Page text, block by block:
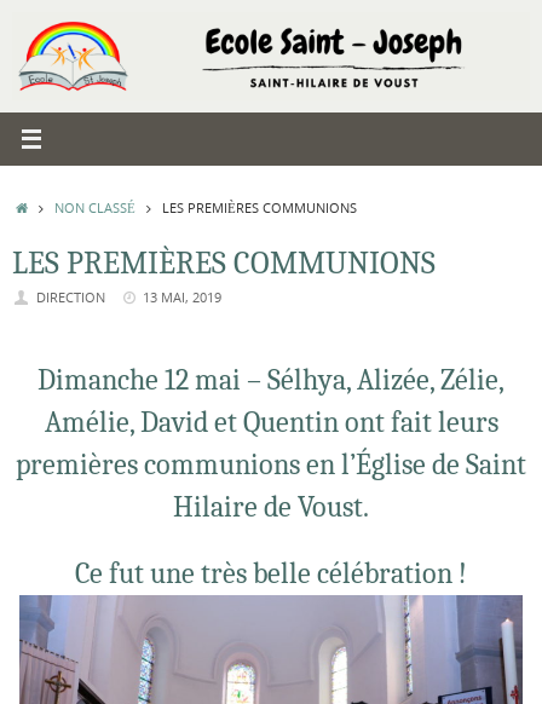
contenu
ACCUEIL
NON CLASSÉ LES PREMIÈRES COMMUNIONS
LES PREMIÈRES COMMUNIONS
DIRECTION 13 MAI, 2019
Dimanche 12 mai – Sélhya, Alizée, Zélie,
Amélie, David et Quentin ont fait leurs
premières communions en l’Église de Saint
Hilaire de Voust.
Ce fut une très belle célébration !